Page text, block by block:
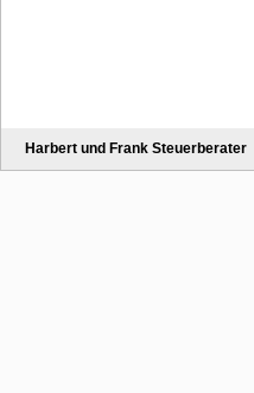
Harbert und Frank Steuerberater